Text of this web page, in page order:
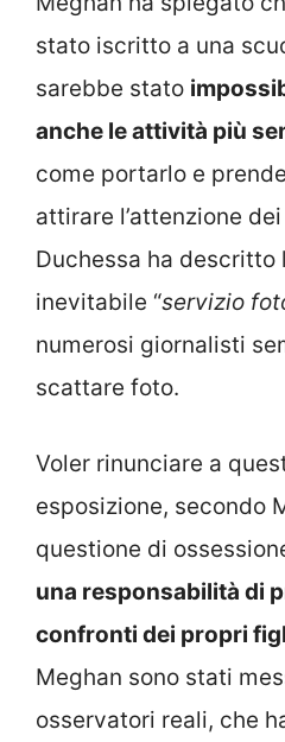
stato iscritto a una
sarebbe stato
anche le attività più
come portarlo e
attirare l’attenzione
Duchessa ha descritto
inevitabile “servizio
numerosi giornalisti
scattare foto.
Voler rinunciare a
esposizione, secondo
questione di
una responsabilità di
confronti dei propri
Meghan sono stati
osservatori reali, che